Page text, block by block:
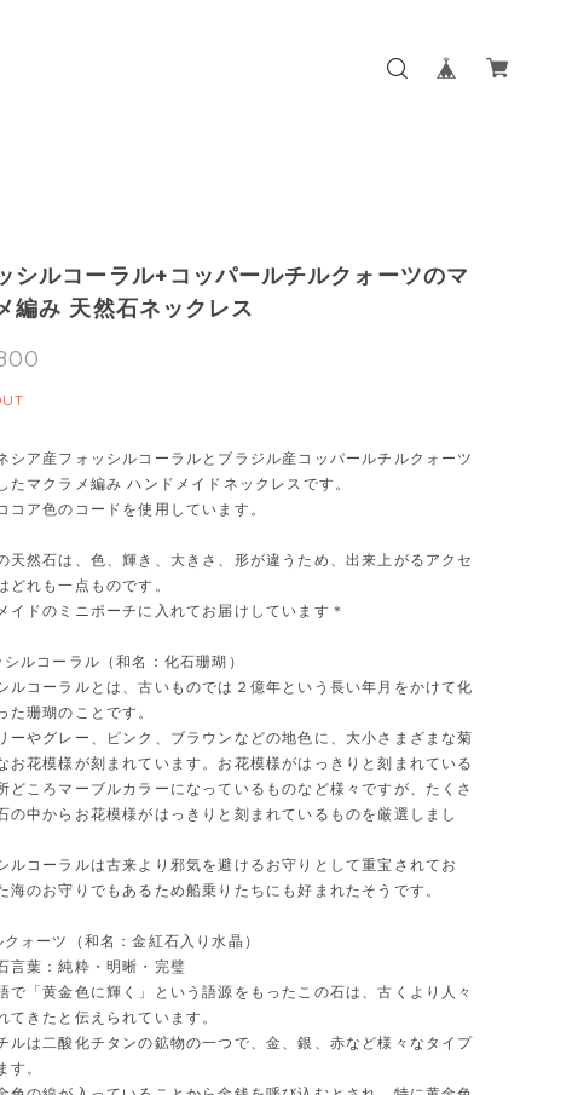
シルコーラル+コッパールチルクォーツのマ
編み 天然石ネックレス
シア産フォッシルコーラルとブラジル産コッパールチルクォーツ
たマクラメ編み ハンドメイドネックレスです。
コア色のコードを使用しています。
天然石は、色、輝き、大きさ、形が違うため、出来上がるアクセ
どれも一点ものです。
イドのミニポーチに入れてお届けしています＊
ルコーラル（和名：化石珊瑚）
ルコーラルとは、古いものでは２億年という長い年月をかけて化
た珊瑚のことです。
ーやグレー、ピンク、ブラウンなどの地色に、大小さまざまな菊
お花模様が刻まれています。お花模様がはっきりと刻まれている
どころマーブルカラーになっているものなど様々ですが、たくさ
の中からお花模様がはっきりと刻まれているものを厳選しまし
ルコーラルは古来より邪気を避けるお守りとして重宝されてお
海のお守りでもあるため船乗りたちにも好まれたそうです。
ォーツ（和名：金紅石入り水晶）
言葉：純粋・明晰・完璧
で「黄金色に輝く」という語源をもったこの石は、古くより人々
てきたと伝えられています。
ルは二酸化チタンの鉱物の一つで、金、銀、赤など様々なタイプ
す。